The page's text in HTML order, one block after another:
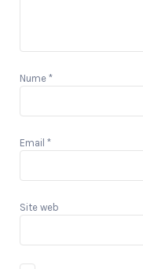
Nume *
Email *
Site web